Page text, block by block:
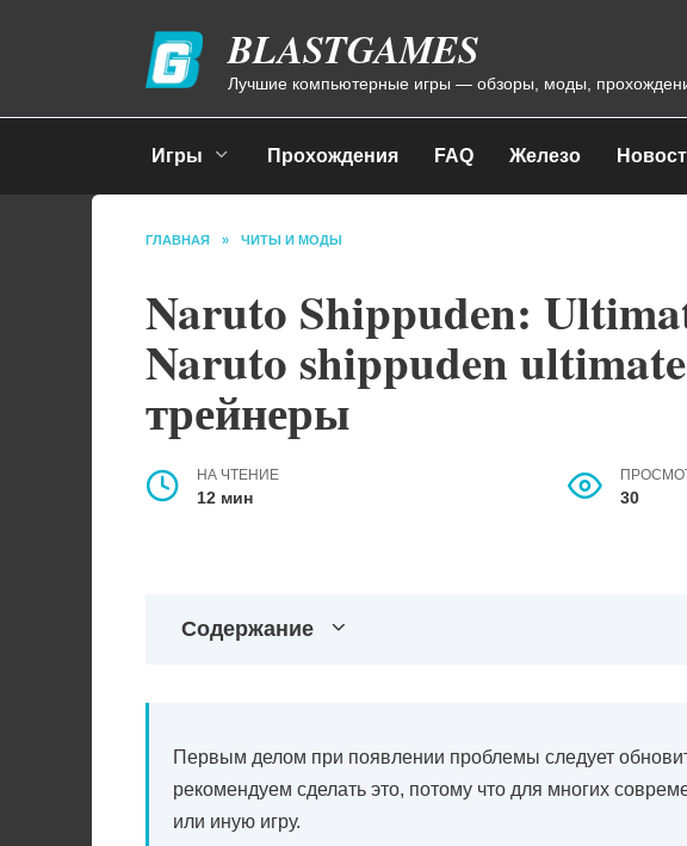
BLASTGAMES
Лучшие компьютерные игры — обзоры, моды,
Игры Прохождения FAQ Железо
ГЛАВНАЯ » ЧИТЫ И МОДЫ
Naruto Shippuden:
Naruto shippuden
трейнеры
НА ЧТЕНИЕ
12 мин 30
Содержание
Первым делом при появлении проблемы следует
рекомендуем сделать это, потому что для многих
или иную игру.